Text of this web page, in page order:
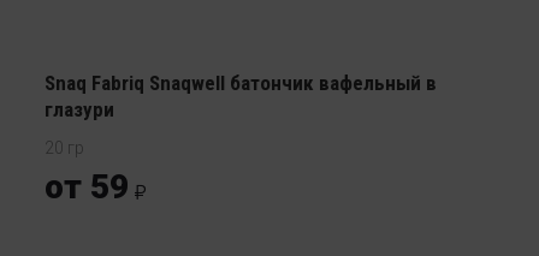
Snaq Fabriq Snaqwell батончик вафельный в
глазури
20 гр
от 59